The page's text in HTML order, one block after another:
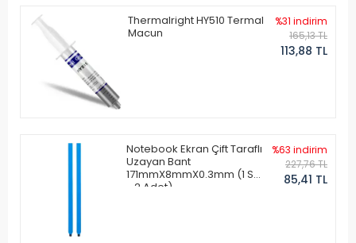
Thermalright HY510 Termal
Macun
%31 indirim
165,13 TL
113,88 TL
Notebook Ekran Çift Taraflı
Uzayan Bant
171mmX8mmX0.3mm (1 Set
- 2 Adet)
%63 indirim
227,76 TL
85,41 TL